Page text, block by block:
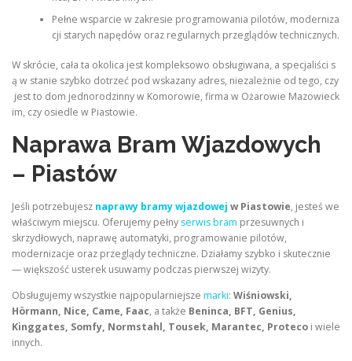
Pełne wsparcie w zakresie programowania pilotów, moderniza
cji starych napędów oraz regularnych przeglądów technicznych.
W skrócie, cała ta okolica jest kompleksowo obsługiwana, a specjaliści s
ą w stanie szybko dotrzeć pod wskazany adres, niezależnie od tego, czy
jest to dom jednorodzinny w Komorowie, firma w Ożarowie Mazowieck
im, czy osiedle w Piastowie.
Naprawa Bram Wjazdowych
– Piastów
Jeśli potrzebujesz naprawy bramy wjazdowej w Piastowie, jesteś we
właściwym miejscu. Oferujemy pełny serwis bram przesuwnych i
skrzydłowych, naprawę automatyki, programowanie pilotów,
modernizacje oraz przeglądy techniczne. Działamy szybko i skutecznie
— większość usterek usuwamy podczas pierwszej wizyty.
Obsługujemy wszystkie najpopularniejsze marki: Wiśniowski,
Hörmann, Nice, Came, Faac, a także Beninca, BFT, Genius,
Kinggates, Somfy, Normstahl, Tousek, Marantec, Proteco i wiele
innych.